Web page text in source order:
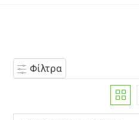
Φίλτρα